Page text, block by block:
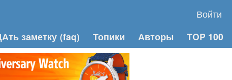
Войти
заметку (faq) Топики Авторы TOP 100